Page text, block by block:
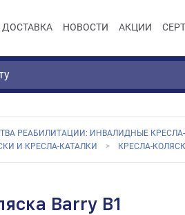
ДОСТАВКА НОВОСТИ АКЦИИ
РЕАБИЛИТАЦИИ: ИНВАЛИДНЫЕ
И КРЕСЛА-КАТАЛКИ
КРЕСЛА-
Barry B1